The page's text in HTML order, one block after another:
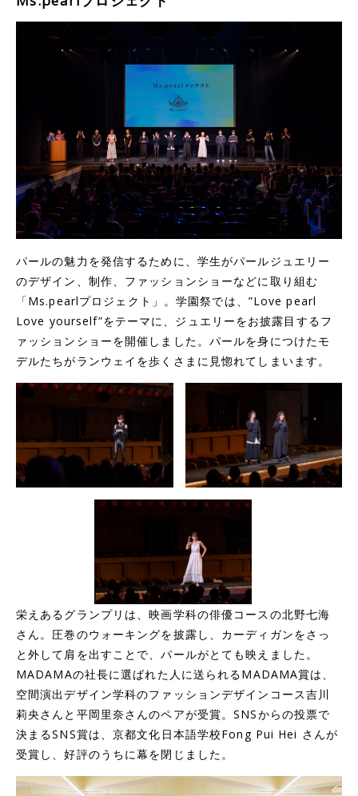
パールの魅力を発信するために、学生がパールジュエリー
のデザイン、制作、ファッションショーなどに取り組む
「Ms.pearlプロジェクト」。学園祭では、”Love pearl
Love yourself”をテーマに、ジュエリーをお披露目するフ
ァッションショーを開催しました。パールを身につけたモ
デルたちがランウェイを歩くさまに見惚れてしまいます。
栄えあるグランプリは、映画学科の俳優コースの北野七海
さん。圧巻のウォーキングを披露し、カーディガンをさっ
と外して肩を出すことで、パールがとても映えました。
MADAMAの社長に選ばれた人に送られるMADAMA賞は、
空間演出デザイン学科のファッションデザインコース吉川
莉央さんと平岡里奈さんのペアが受賞。SNSからの投票で
決まるSNS賞は、京都文化日本語学校Fong Pui Hei さんが
受賞し、好評のうちに幕を閉じました。